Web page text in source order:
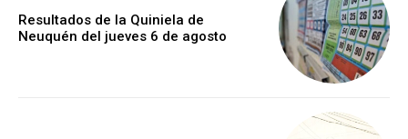
Resultados de la Quiniela de
Neuquén del jueves 6 de agosto